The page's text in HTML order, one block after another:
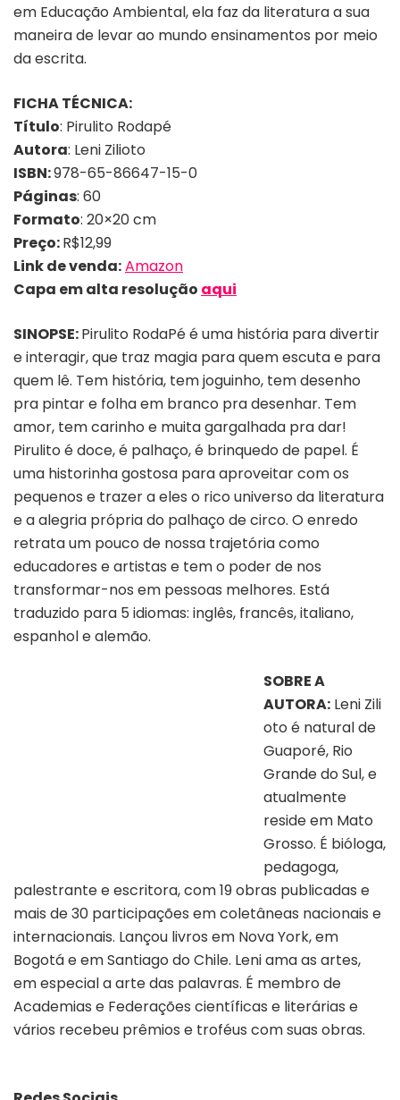
em Educação Ambiental, ela faz da literatura a sua
maneira de levar ao mundo ensinamentos por meio
da escrita.
FICHA TÉCNICA:
Título: Pirulito Rodapé
Autora: Leni Zilioto
ISBN:978-65-86647-15-0
Páginas: 60
Formato: 20×20 cm
Preço:R$12,99
Link de venda:Amazon
Capa em alta resolução aqui
SINOPSE:Pirulito RodaPé é uma história para divertir
e interagir, que traz magia para quem escuta e para
quem lê. Tem história, tem joguinho, tem desenho
pra pintar e folha em branco pra desenhar. Tem
amor, tem carinho e muita gargalhada pra dar!
Pirulito é doce, é palhaço, é brinquedo de papel. É
uma historinha gostosa para aproveitar com os
pequenos e trazer a eles o rico universo da literatura
e a alegria própria do palhaço de circo. O enredo
retrata um pouco de nossa trajetória como
educadores e artistas e tem o poder de nos
transformar-nos em pessoas melhores. Está
traduzido para 5 idiomas: inglês, francês, italiano,
espanhol e alemão.
SOBRE A
AUTORA: Leni Zili
oto é natural de
Guaporé, Rio
Grande do Sul, e
atualmente
reside em Mato
Grosso. É bióloga,
pedagoga,
palestrante e escritora, com 19 obras publicadas e
mais de 30 participações em coletâneas nacionais e
internacionais. Lançou livros em Nova York, em
Bogotá e em Santiago do Chile. Leni ama as artes,
em especial a arte das palavras. É membro de
Academias e Federações científicas e literárias e
vários recebeu prêmios e troféus com suas obras.